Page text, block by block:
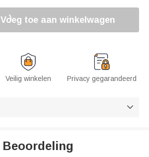
Voeg toe aan winkelwagen
Veilig winkelen Privacy gegarandeerd

Beoordeling